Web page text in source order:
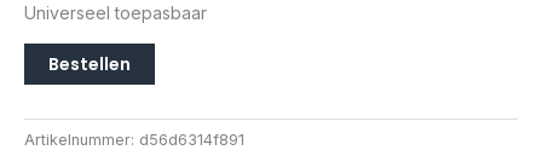
Universeel toepasbaar
Bestellen
Artikelnummer: d56d6314f891